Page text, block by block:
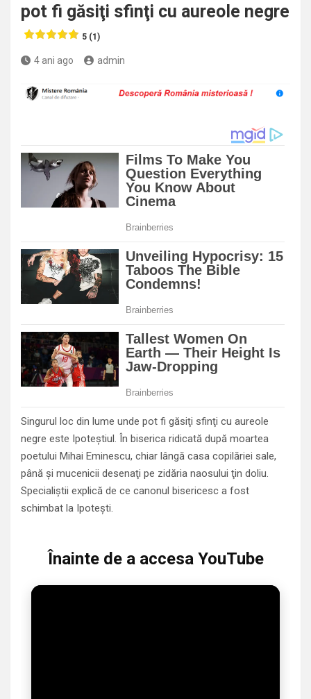
pot fi găsiţi sfinţi cu aureole negre
5 (1)
4 ani ago admin
Singurul loc din lume unde pot fi găsiţi sfinţi cu aureole
negre este Ipoteştiul. În biserica ridicată după moartea
poetului Mihai Eminescu, chiar lângă casa copilăriei sale,
până şi mucenicii desenaţi pe zidăria naosului ţin doliu.
Specialiştii explică de ce canonul bisericesc a fost
schimbat la Ipoteşti.
Înainte de a accesa YouTube